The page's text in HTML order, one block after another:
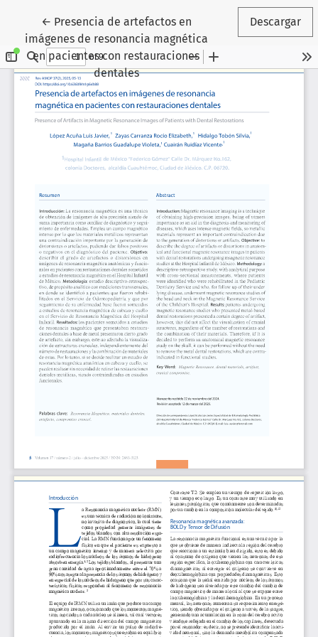
← Volver a los detalles del artículo
Presencia de artefactos en
imágenes de resonancia magnética
en pacientes con restauraciones
dentales
Descargar